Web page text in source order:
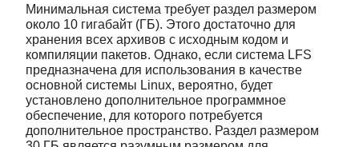
Минимальная система требует раздел размером
около 10 гигабайт (ГБ). Этого достаточно для
хранения всех архивов с исходным кодом и
компиляции пакетов. Однако, если система LFS
предназначена для использования в качестве
основной системы Linux, вероятно, будет
установлено дополнительное программное
обеспечение, для которого потребуется
дополнительное пространство. Раздел размером